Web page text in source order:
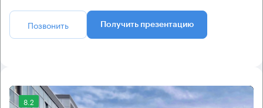
Позвонить Получить презентацию
8.2